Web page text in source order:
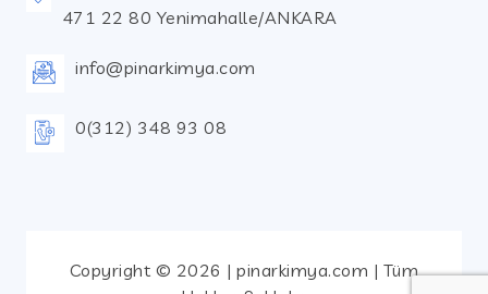
471 22 80 Yenimahalle/ANKARA
info@pinarkimya.com
0(312) 348 93 08
Copyright © 2026 | pinarkimya.com | Tüm